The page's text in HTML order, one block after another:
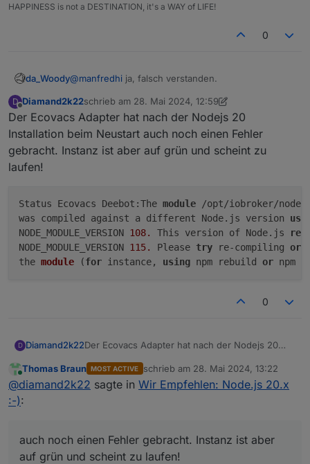
HAPPINESS is not a DESTINATION, it's a WAY of LIFE!
0
da_Woody@manfredhi ja, falsch verstanden.
D
Offline
Diamand2k22schrieb am 28. Mai 2024, 12:59
zuletzt editiert von Negalein
Der Ecovacs Adapter hat nach der Nodejs 20
Installation beim Neustart auch noch einen Fehler
gebracht. Instanz ist aber auf grün und scheint zu
laufen!
Status Ecovacs Deebot:The module /opt/iobroker/
was compiled against a different Node.js version
NODE_MODULE_VERSION 108. This version of Node.js
NODE_MODULE_VERSION 115. Please try re-compiling or
the module (for instance, using npm rebuild or npm
0
D Diamand2k22Der Ecovacs Adapter hat nach der Nodejs 20
Fehler gebracht. Instanz ist aber auf grün und
scheint zu laufen!
Status Ecovacs Deebot:The module /opt/
was compiled against a different
Online
Thomas Braun MOST ACTIVE schrieb am 28. Mai 2024, 13:22
zuletzt editiert von
@diamand2k22 sagte in Wir Empfehlen: Node.js 20.x
:-):
auch noch einen Fehler gebracht. Instanz ist aber
auf grün und scheint zu laufen!